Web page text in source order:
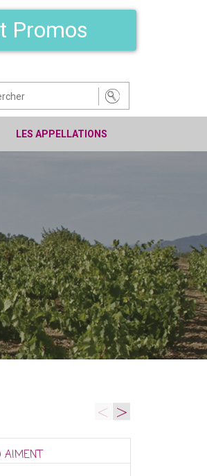
Promos
LES APPELLATIONS
<
AIMENT
>